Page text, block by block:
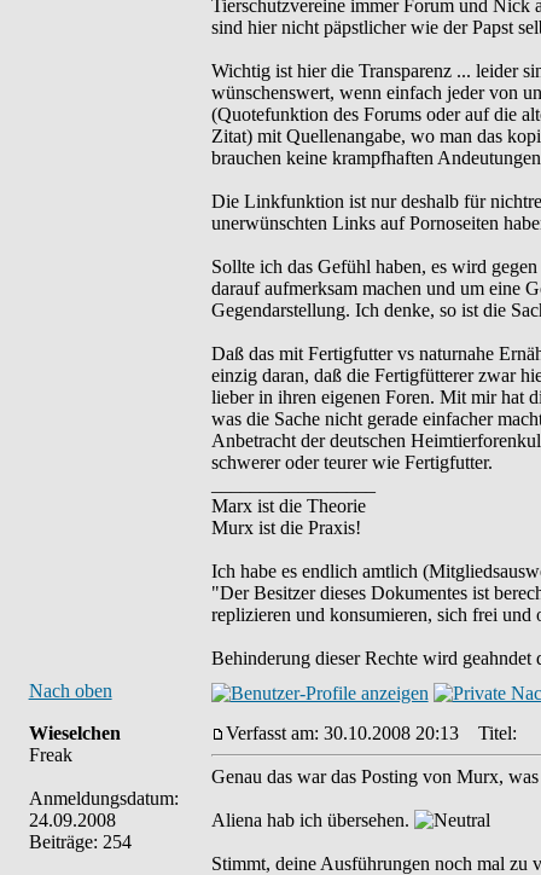
Tierschutzvereine immer Forum und Nick
sind hier nicht päpstlicher wie der Papst
Wichtig ist hier die Transparenz ... leider
wünschenswert, wenn einfach jeder von
(Quotefunktion des Forums oder auf die
Zitat) mit Quellenangabe, wo man das
brauchen keine krampfhaften
Die Linkfunktion ist nur deshalb für
unerwünschten Links auf Pornoseiten
Sollte ich das Gefühl haben, es wird
darauf aufmerksam machen und um eine
Gegendarstellung. Ich denke, so ist die
Daß das mit Fertigfutter vs naturnahe
einzig daran, daß die Fertigfütterer zwar
lieber in ihren eigenen Foren. Mit mir hat
was die Sache nicht gerade einfacher
Anbetracht der deutschen
schwerer oder teurer wie Fertigfutter.
Marx ist die Theorie
Murx ist die Praxis!
Ich habe es endlich amtlich
"Der Besitzer dieses Dokumentes ist
replizieren und konsumieren, sich frei
Behinderung dieser Rechte wird
Nach oben
Wieselchen
Freak
Anmeldungsdatum:
24.09.2008
Beiträge: 254
Verfasst am: 30.10.2008 20:13 Titel:
Genau das war das Posting von Murx,
Aliena hab ich übersehen.
Stimmt, deine Ausführungen noch mal zu